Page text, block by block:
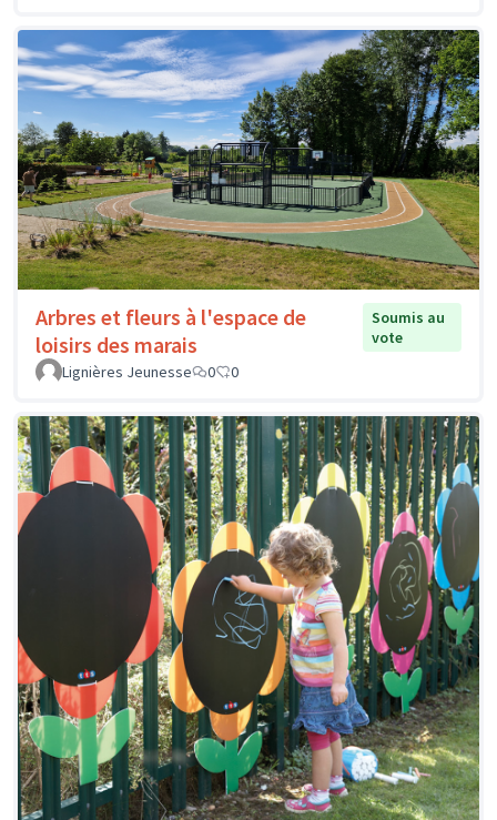
Arbres et fleurs à l'espace de
loisirs des marais
Soumis au
vote
Lignières Jeunesse
0 0